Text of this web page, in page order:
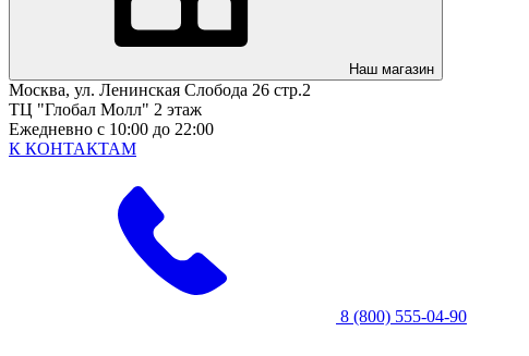
Наш магазин
Москва, ул. Ленинская Слобода 26 стр.2
ТЦ "Глобал Молл" 2 этаж
Ежедневно с 10:00 до 22:00
К КОНТАКТАМ
8 (800) 555-04-90